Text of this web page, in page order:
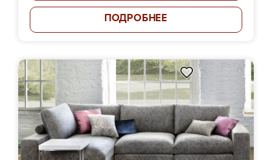
ПОДРОБНЕЕ